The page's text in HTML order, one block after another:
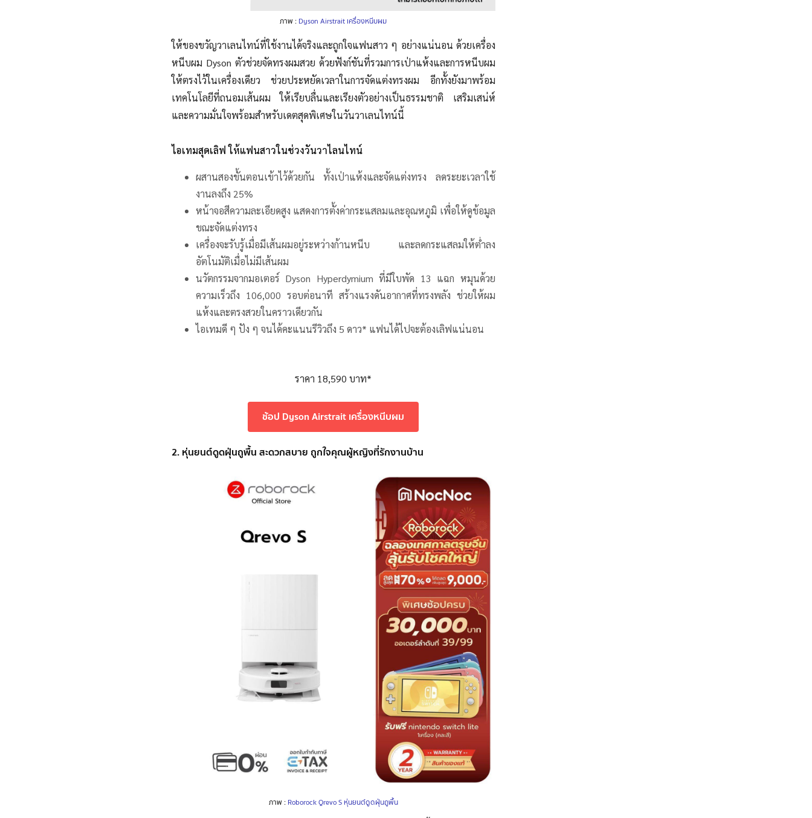
ภาพ : Dyson Airstrait เครื่องหนีบผม
ให้ของขวัญวาเลนไทน์ที่ใช้งานได้จริงและถูกใจแฟนสาว ๆ อย่างแน่นอน ด้วยเครื่อง
หนีบผม Dyson ตัวช่วยจัดทรงผมสวย ด้วยฟังก์ชันที่รวมการเป่าแห้งและการหนีบผม
ให้ตรงไว้ในเครื่องเดียว ช่วยประหยัดเวลาในการจัดแต่งทรงผม อีกทั้งยังมาพร้อม
เทคโนโลยีที่ถนอมเส้นผม ให้เรียบลื่นและเรียงตัวอย่างเป็นธรรมชาติ เสริมเสน่ห์
และความมั่นใจพร้อมสำหรับเดตสุดพิเศษในวันวาเลนไทน์นี้
ไอเทมสุดเลิฟ ให้แฟนสาวในช่วงวันวาไลนไทน์
ผสานสองขั้นตอนเข้าไว้ด้วยกัน ทั้งเป่าแห้งและจัดแต่งทรง ลดระยะเวลาใช้
งานลงถึง 25%
หน้าจอสีความละเอียดสูง แสดงการตั้งค่ากระแสลมและอุณหภูมิ เพื่อให้ดูข้อมูล
ขณะจัดแต่งทรง
เครื่องจะรับรู้เมื่อมีเส้นผมอยู่ระหว่างก้านหนีบ และลดกระแสลมให้ต่ำลง
อัตโนมัติเมื่อไม่มีเส้นผม
นวัตกรรมจากมอเตอร์ Dyson Hyperdymium ที่มีใบพัด 13 แฉก หมุนด้วย
ความเร็วถึง 106,000 รอบต่อนาที สร้างแรงดันอากาศที่ทรงพลัง ช่วยให้ผม
แห้งและตรงสวยในคราวเดียวกัน
ไอเทมดี ๆ ปัง ๆ จนได้คะแนนรีวิวถึง 5 ดาว* แฟนได้ไปจะต้องเลิฟแน่นอน
ราคา 18,590 บาท*
ช้อป Dyson Airstrait เครื่องหนีบผม
2. หุ่นยนต์ดูดฝุ่นถูพื้น สะดวกสบาย ถูกใจคุณผู้หญิงที่รักงานบ้าน
ภาพ : Roborock Qrevo S หุ่นยนต์ดูดฝุ่นถูพื้น